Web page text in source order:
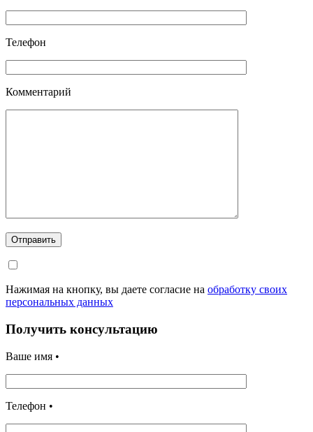
Телефон
Комментарий
Отправить
Нажимая на кнопку, вы даете согласие на обработку своих
персональных данных
Получить консультацию
Ваше имя •
Телефон •